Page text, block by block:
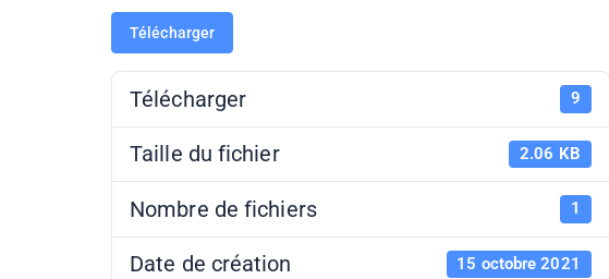
Télécharger
Télécharger 9
Taille du fichier 2.06 KB
Nombre de fichiers 1
Date de création 15 octobre 2021